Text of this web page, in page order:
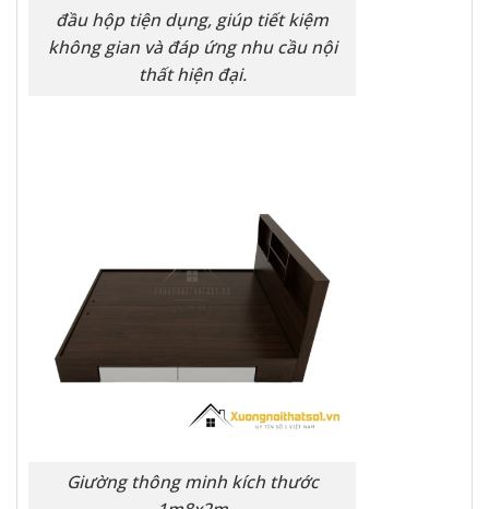
đầu hộp tiện dụng, giúp tiết kiệm
không gian và đáp ứng nhu cầu nội
thất hiện đại.
Giường thông minh kích thước